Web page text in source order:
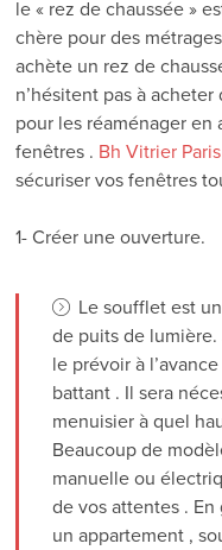
le « rez de chaussée »
chère pour des
achète un rez de
n’hésitent pas à
pour les réaménager en
fenêtres . Bh Vitrier Paris
sécuriser vos fenêtres
1- Créer une ouverture.
Le soufflet est
de puits de
le prévoir à
battant . Il sera
menuisier à quel
Beaucoup de
manuelle ou
de vos attentes . En
un appartement ,